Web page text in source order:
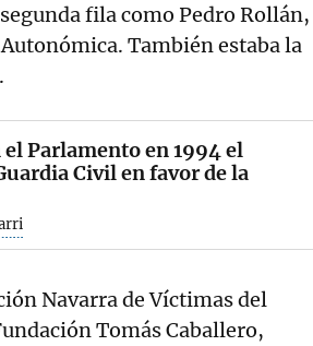
fila como Pedro Rollán,
También estaba la
el Parlamento en 1994 el
Civil en favor de la
Navarra de Víctimas del
Tomás Caballero,